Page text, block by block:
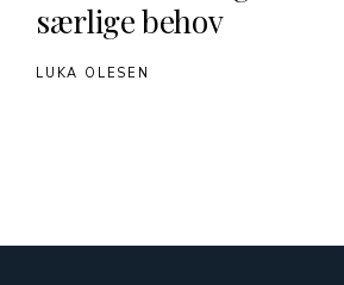
særlige behov
LUKA OLESEN